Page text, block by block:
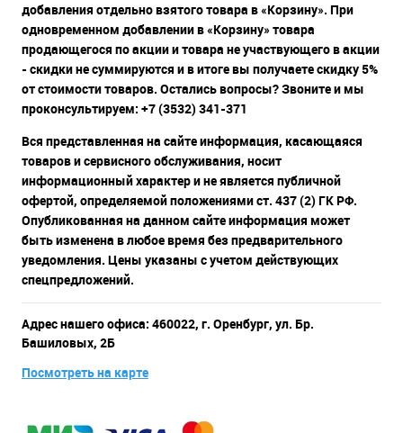
добавления отдельно взятого товара в «Корзину». При
одновременном добавлении в «Корзину» товара
продающегося по акции и товара не участвующего в акции
- скидки не суммируются и в итоге вы получаете скидку 5%
от стоимости товаров. Остались вопросы? Звоните и мы
проконсультируем: +7 (3532) 341-371
Вся представленная на сайте информация, касающаяся
товаров и сервисного обслуживания, носит
информационный характер и не является публичной
офертой, определяемой положениями ст. 437 (2) ГК РФ.
Опубликованная на данном сайте информация может
быть изменена в любое время без предварительного
уведомления. Цены указаны с учетом действующих
спецпредложений.
Адрес нашего офиса: 460022, г. Оренбург, ул. Бр.
Башиловых, 2Б
Посмотреть на карте